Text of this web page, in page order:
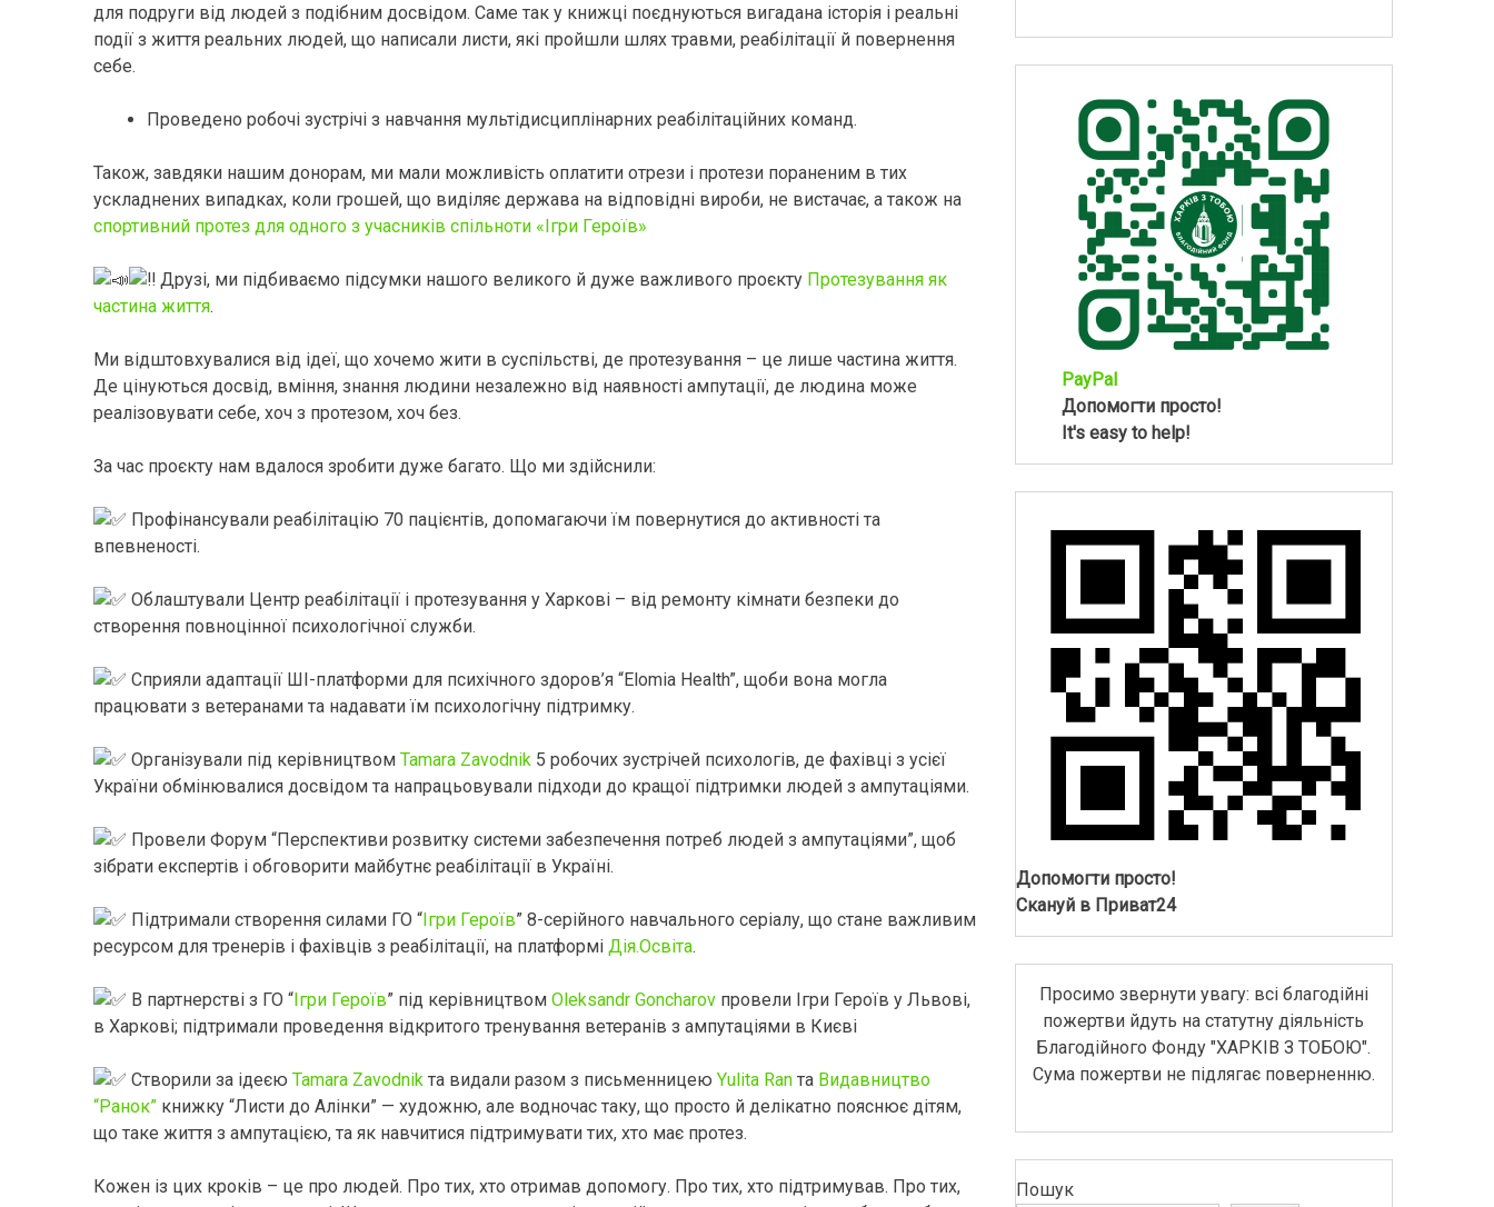
для подруги від людей з подібним досвідом. Саме так у книжці поєднуються вигадана історія і реальні
події з життя реальних людей, що написали листи, які пройшли шлях травми, реабілітації й повернення
себе.
Проведено робочі зустрічі з навчання мультідисциплінарних реабілітаційних команд.
Також, завдяки нашим донорам, ми мали можливість оплатити отрези і протези пораненим в тих
ускладнених випадках, коли грошей, що виділяє держава на відповідні вироби, не вистачає, а також на
спортивний протез для одного з учасників спільноти «Ігри Героїв»
Друзі, ми підбиваємо підсумки нашого великого й дуже важливого проєкту Протезування як
частина життя.
Ми відштовхувалися від ідеї, що хочемо жити в суспільстві, де протезування – це лише частина життя.
Де цінуються досвід, вміння, знання людини незалежно від наявності ампутації, де людина може
реалізовувати себе, хоч з протезом, хоч без.
За час проєкту нам вдалося зробити дуже багато. Що ми здійснили:
Профінансували реабілітацію 70 пацієнтів, допомагаючи їм повернутися до активності та
впевненості.
Облаштували Центр реабілітації і протезування у Харкові – від ремонту кімнати безпеки до
створення повноцінної психологічної служби.
Сприяли адаптації ШІ-платформи для психічного здоров’я “Elomia Health”, щоби вона могла
працювати з ветеранами та надавати їм психологічну підтримку.
Організували під керівництвом Tamara Zavodnik 5 робочих зустрічей психологів, де фахівці з усієї
України обмінювалися досвідом та напрацьовували підходи до кращої підтримки людей з ампутаціями.
Провели Форум “Перспективи розвитку системи забезпечення потреб людей з ампутаціями”, щоб
зібрати експертів і обговорити майбутнє реабілітації в Україні.
Підтримали створення силами ГО “Ігри Героїв” 8-серійного навчального серіалу, що стане важливим
ресурсом для тренерів і фахівців з реабілітації, на платформі Дія.Освіта.
В партнерстві з ГО “Ігри Героїв” під керівництвом Oleksandr Goncharov провели Ігри Героїв у Львові,
в Харкові; підтримали проведення відкритого тренування ветеранів з ампутаціями в Києві
Створили за ідеєю Tamara Zavodnik та видали разом з письменницею Yulita Ran та Видавництво
“Ранок” книжку “Листи до Алінки” — художню, але водночас таку, що просто й делікатно пояснює дітям,
що таке життя з ампутацією, та як навчитися підтримувати тих, хто має протез.
Кожен із цих кроків – це про людей. Про тих, хто отримав допомогу. Про тих, хто підтримував. Про тих,
PayPal
Допомогти просто!
It's easy to help!
Допомогти просто!
Скануй в Приват24
Просимо звернути увагу: всі благодійні
пожертви йдуть на статутну діяльність
Благодійного Фонду "ХАРКІВ З ТОБОЮ".
Сума пожертви не підлягає поверненню.
Пошук